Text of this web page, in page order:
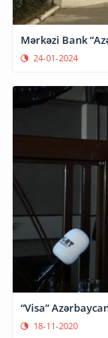
Mərkəzi Bank
24-01-2024
“Visa”
18-11-2020